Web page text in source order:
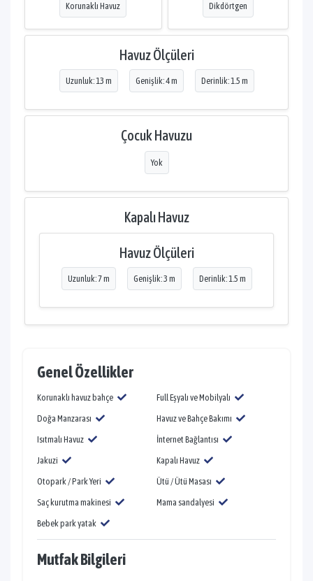
Korunaklı Havuz Dikdörtgen
Havuz Ölçüleri
Uzunluk: 13 m Genişlik: 4 m Derinlik: 1.5 m
Çocuk Havuzu
Yok
Kapalı Havuz
Havuz Ölçüleri
Uzunluk: 7 m Genişlik: 3 m Derinlik: 1.5 m
Genel Özellikler
Korunaklı havuz bahçe
Full Eşyalı ve Mobilyalı
Doğa Manzarası
Havuz ve Bahçe Bakımı
Isıtmalı Havuz
İnternet Bağlantısı
Jakuzi
Kapalı Havuz
Otopark / Park Yeri
Ütü / Ütü Masası
Saç kurutma makinesi
Mama sandalyesi
Bebek park yatak
Mutfak Bilgileri